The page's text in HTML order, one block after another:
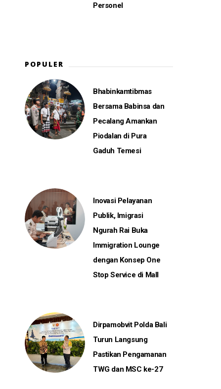
Personel
POPULER
Bhabinkamtibmas
Bersama Babinsa dan
Pecalang Amankan
Piodalan di Pura
Gaduh Temesi
Inovasi Pelayanan
Publik, Imigrasi
Ngurah Rai Buka
Immigration Lounge
dengan Konsep One
Stop Service di Mall
Dirpamobvit Polda Bali
Turun Langsung
Pastikan Pengamanan
TWG dan MSC ke-27